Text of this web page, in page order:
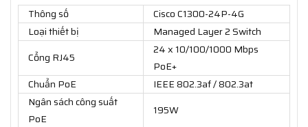
Thông số
Cisco C1300-24P-4G
Loại thiết bị
Managed Layer 2 Switch
Cổng RJ45
24 x 10/100/1000 Mbps
PoE+
Chuẩn PoE
IEEE 802.3af / 802.3at
Ngân sách công suất
PoE
195W